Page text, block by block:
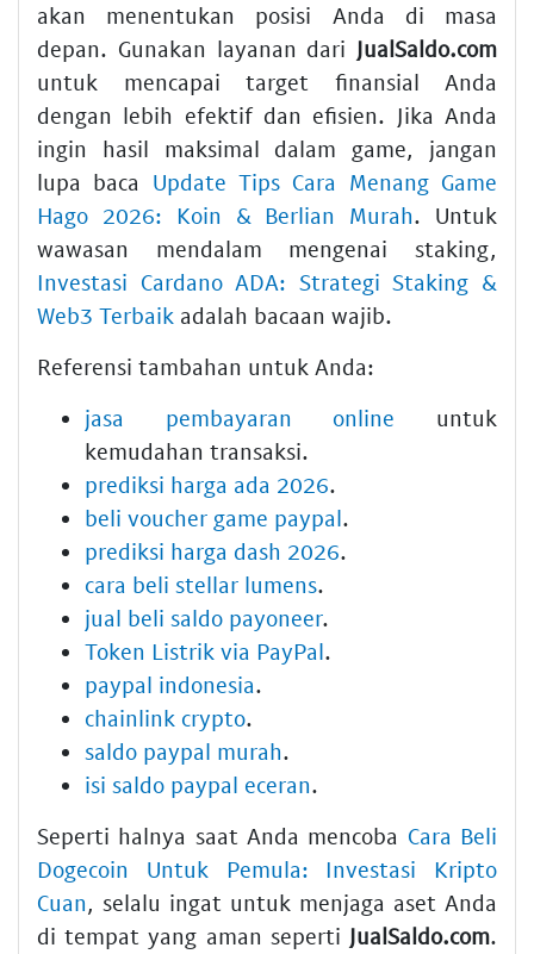
akan menentukan posisi Anda di masa
depan. Gunakan layanan dari JualSaldo.com
untuk mencapai target finansial Anda
dengan lebih efektif dan efisien. Jika Anda
ingin hasil maksimal dalam game, jangan
lupa baca Update Tips Cara Menang Game
Hago 2026: Koin & Berlian Murah. Untuk
wawasan mendalam mengenai staking,
Investasi Cardano ADA: Strategi Staking &
Web3 Terbaik adalah bacaan wajib.
Referensi tambahan untuk Anda:
jasa pembayaran online untuk
kemudahan transaksi.
prediksi harga ada 2026.
beli voucher game paypal.
prediksi harga dash 2026.
cara beli stellar lumens.
jual beli saldo payoneer.
Token Listrik via PayPal.
paypal indonesia.
chainlink crypto.
saldo paypal murah.
isi saldo paypal eceran.
Seperti halnya saat Anda mencoba Cara Beli
Dogecoin Untuk Pemula: Investasi Kripto
Cuan, selalu ingat untuk menjaga aset Anda
di tempat yang aman seperti JualSaldo.com.